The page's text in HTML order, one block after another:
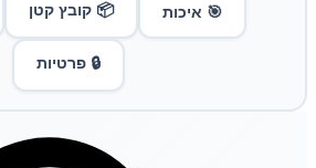
🎯 איכות 📦 קובץ קטן
🔒 פרטיות